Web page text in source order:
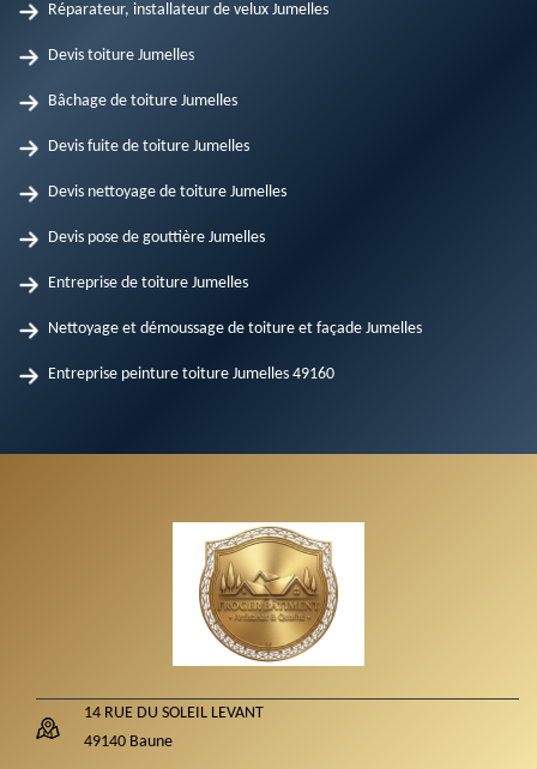
Réparateur, installateur de velux Jumelles
Devis toiture Jumelles
Bâchage de toiture Jumelles
Devis fuite de toiture Jumelles
Devis nettoyage de toiture Jumelles
Devis pose de gouttière Jumelles
Entreprise de toiture Jumelles
Nettoyage et démoussage de toiture et façade Jumelles
Entreprise peinture toiture Jumelles 49160
14 RUE DU SOLEIL LEVANT
49140 Baune